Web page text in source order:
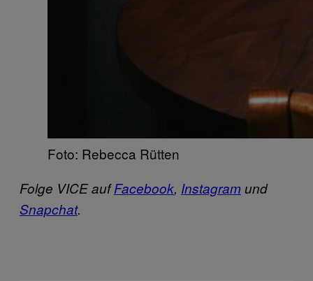
Foto: Rebecca Rütten
Folge VICE aufFacebook, Instagramund
Snapchat.